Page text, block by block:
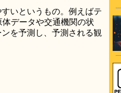
いというもの。例えばテ
データや交通機関の状
を予測し、予測される観